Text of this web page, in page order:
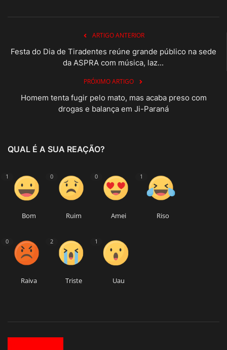
ARTIGO ANTERIOR
Festa do Dia de Tiradentes reúne grande público na sede
da ASPRA com música, laz...
PRÓXIMO ARTIGO
Homem tenta fugir pelo mato, mas acaba preso com
drogas e balança em Ji-Paraná
QUAL É A SUA REAÇÃO?
1
Bom
0
Ruim
0
Amei
1
Riso
0
Raiva
2
Triste
1
Uau